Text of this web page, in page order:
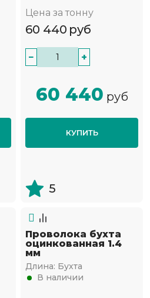
Цена за тонну
60 440 руб
− +
60 440 руб
КУПИТЬ
5
Проволока бухта
оцинкованная 1.4
мм
Длина: Бухта
В наличии